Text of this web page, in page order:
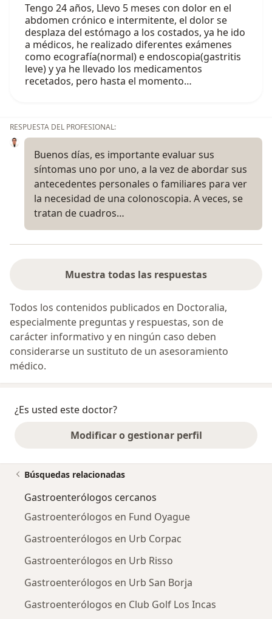
Tengo 24 años, Llevo 5 meses con dolor en el
abdomen crónico e intermitente, el dolor se
desplaza del estómago a los costados, ya he ido
a médicos, he realizado diferentes exámenes
como ecografía(normal) e endoscopia(gastritis
leve) y ya he llevado los medicamentos
recetados, pero hasta el momento…
RESPUESTA DEL PROFESIONAL:
Buenos días, es importante evaluar sus
síntomas uno por uno, a la vez de abordar sus
antecedentes personales o familiares para ver
la necesidad de una colonoscopia. A veces, se
tratan de cuadros…
Muestra todas las respuestas
Todos los contenidos publicados en Doctoralia,
especialmente preguntas y respuestas, son de
carácter informativo y en ningún caso deben
considerarse un sustituto de un asesoramiento
médico.
¿Es usted este doctor?
Modificar o gestionar perfil
Búsquedas relacionadas
Gastroenterólogos cercanos
Gastroenterólogos en Fund Oyague
Gastroenterólogos en Urb Corpac
Gastroenterólogos en Urb Risso
Gastroenterólogos en Urb San Borja
Gastroenterólogos en Club Golf Los Incas